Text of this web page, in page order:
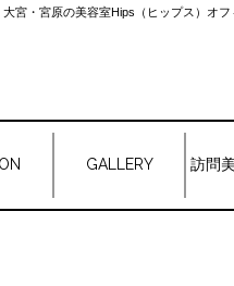
大宮・宮原の美容室Hips（ヒップス）オ
GALLERY 訪問